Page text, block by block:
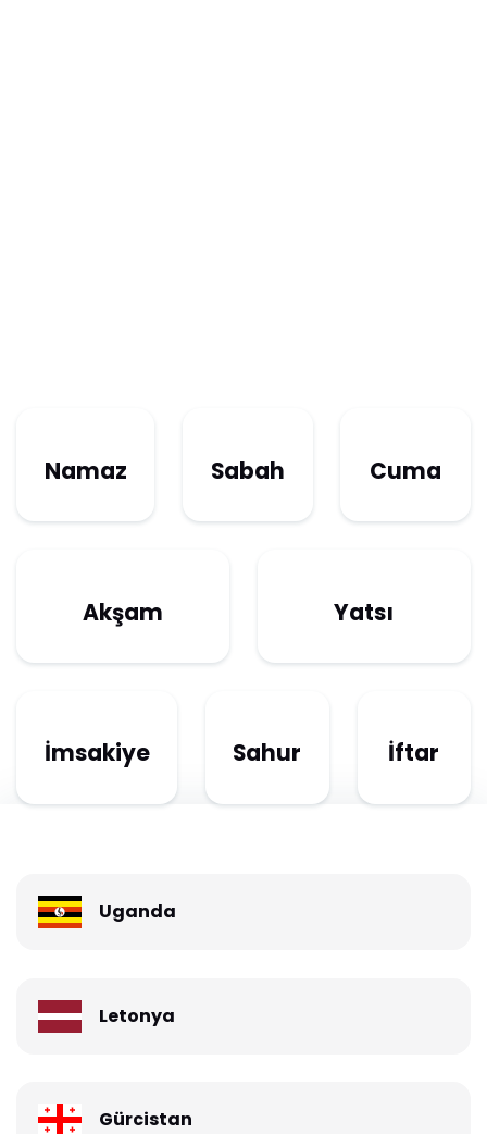
Namaz Sabah Cuma
Akşam Yatsı
İmsakiye Sahur İftar
Uganda
Letonya
Gürcistan